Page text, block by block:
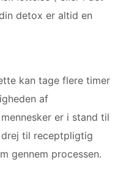
detox er altid en
kan tage flere timer
af
er i stand til
til receptpligtig
gennem processen.